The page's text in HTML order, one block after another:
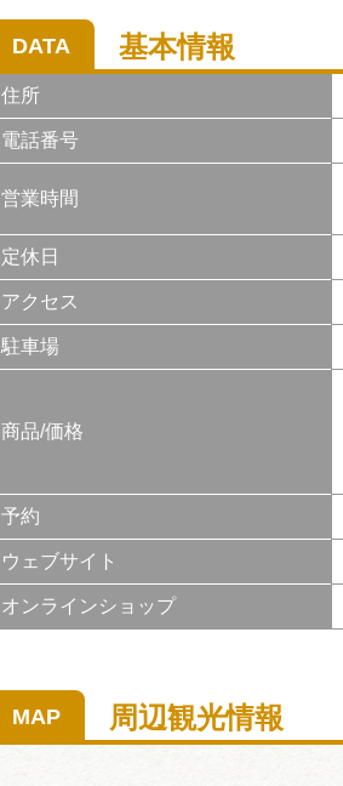
DATA 基本情報
住所
電話番号
営業時間
定休日
アクセス
駐車場
商品/価格
予約
ウェブサイト
オンラインショップ
MAP 周辺観光情報